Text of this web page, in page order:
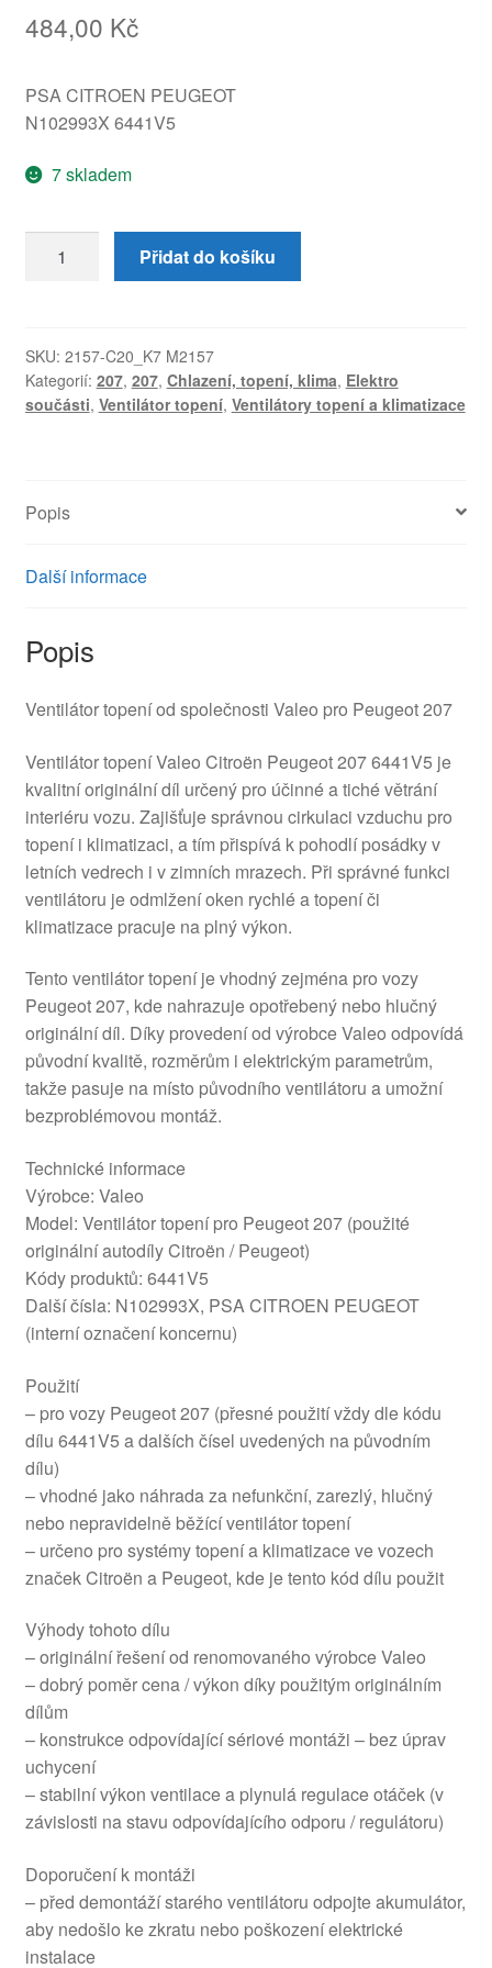
484,00 Kč
PSA CITROEN PEUGEOT
N102993X 6441V5
7 skladem
topení
Peugeot
207
6441V5
Přidat do košíku
SKU: 2157-C20_K7 M2157
Kategorií: 207, 207, Chlazení, topení, klima, Elektro
součásti, Ventilátor topení, Ventilátory topení a klimatizace
Popis
Další informace
Popis
Ventilátor topení od společnosti Valeo pro Peugeot 207
Ventilátor topení Valeo Citroën Peugeot 207 6441V5 je
kvalitní originální díl určený pro účinné a tiché větrání
interiéru vozu. Zajišťuje správnou cirkulaci vzduchu pro
topení i klimatizaci, a tím přispívá k pohodlí posádky v
letních vedrech i v zimních mrazech. Při správné funkci
ventilátoru je odmlžení oken rychlé a topení či
klimatizace pracuje na plný výkon.
Tento ventilátor topení je vhodný zejména pro vozy
Peugeot 207, kde nahrazuje opotřebený nebo hlučný
originální díl. Díky provedení od výrobce Valeo odpovídá
původní kvalitě, rozměrům i elektrickým parametrům,
takže pasuje na místo původního ventilátoru a umožní
bezproblémovou montáž.
Technické informace
Výrobce: Valeo
Model: Ventilátor topení pro Peugeot 207 (použité
originální autodíly Citroën / Peugeot)
Kódy produktů: 6441V5
Další čísla: N102993X, PSA CITROEN PEUGEOT
(interní označení koncernu)
Použití
– pro vozy Peugeot 207 (přesné použití vždy dle kódu
dílu 6441V5 a dalších čísel uvedených na původním
dílu)
– vhodné jako náhrada za nefunkční, zarezlý, hlučný
nebo nepravidelně běžící ventilátor topení
– určeno pro systémy topení a klimatizace ve vozech
značek Citroën a Peugeot, kde je tento kód dílu použit
Výhody tohoto dílu
– originální řešení od renomovaného výrobce Valeo
– dobrý poměr cena / výkon díky použitým originálním
dílům
– konstrukce odpovídající sériové montáži – bez úprav
uchycení
– stabilní výkon ventilace a plynulá regulace otáček (v
závislosti na stavu odpovídajícího odporu / regulátoru)
Doporučení k montáži
– před demontáží starého ventilátoru odpojte akumulátor,
aby nedošlo ke zkratu nebo poškození elektrické
instalace